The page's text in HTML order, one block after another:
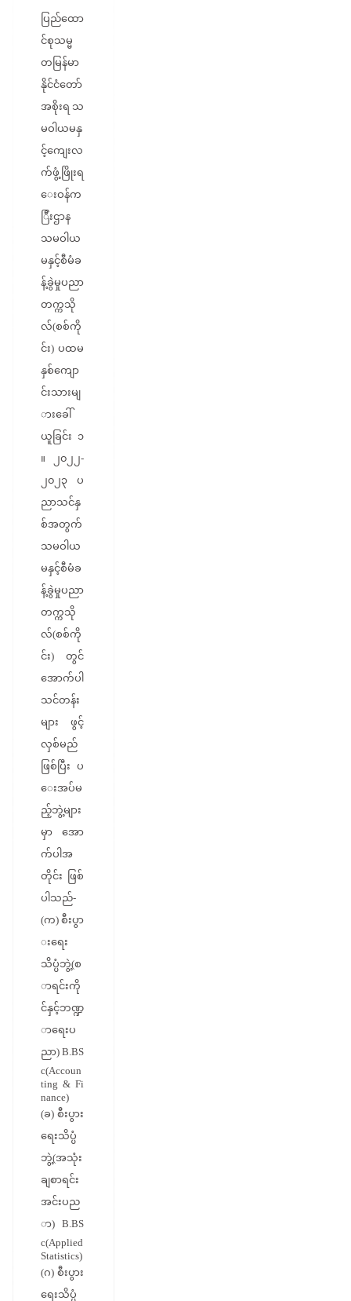
ပြည်ထော
င်စုသမ္မ
တမြန်မာ
နိုင်ငံတော်
အစိုးရ သ
မဝါယမနှ
င့်ကျေးလ
က်ဖွံ့ဖြိုးရ
ေးဝန်က
ြီးဌာန
သမဝါယ
မနှင့်စီမံခ
န့်ခွဲမှုပညာ
တက္ကသို
လ်(စစ်ကို
င်း) ပထမ
နှစ်ကျော
င်းသားမျ
ားခေါ်
ယူခြင်း ၁
။ ၂၀၂၂-
၂၀၂၃ ပ
ညာသင်နှ
စ်အတွက်
သမဝါယ
မနှင့်စီမံခ
န့်ခွဲမှုပညာ
တက္ကသို
လ်(စစ်ကို
င်း) တွင်
အောက်ပါ
သင်တန်း
များ ဖွင့်
လှစ်မည်
ဖြစ်ပြီး ပ
ေးအပ်မ
ည့်ဘွဲ့များ
မှာ အော
က်ပါအ
တိုင်း ဖြစ်
ပါသည်-
(က) စီးပွာ
းရေး
သိပ္ပံဘွဲ့(စ
ာရင်းကို
င်နှင့်ဘဏ္ဍ
ာရေးပ
ညာ) B.BS
c(Accoun
ting & Fi
nance)
(ခ) စီးပွား
ရေးသိပ္ပံ
ဘွဲ့(အသုံး
ချစာရင်း
အင်းပည
ာ) B.BS
c(Applied
Statistics)
(ဂ) စီးပွား
ရေးသိပ္ပံ